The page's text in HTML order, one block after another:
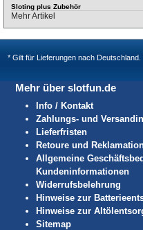
Sloting plus Zubehör
Mehr Artikel
* Gilt für Lieferungen nach
Mehr über slotfun.de
Info / Kontakt
Zahlungs- und
Lieferfristen
Retoure und
Allgemeine
Kundeninformationen
Widerrufsbelehrung
Hinweise zur
Hinweise zur
Sitemap